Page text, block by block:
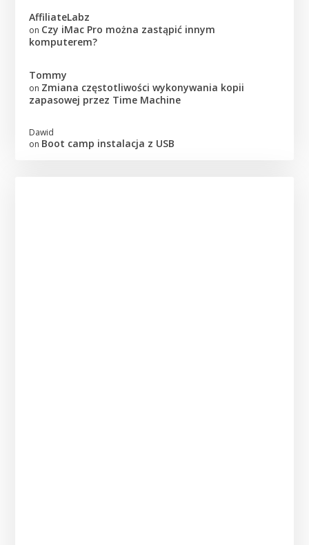
AffiliateLabz
on Czy iMac Pro można zastąpić innym
komputerem?
Tommy
on Zmiana częstotliwości wykonywania kopii
zapasowej przez Time Machine
Dawid
on Boot camp instalacja z USB